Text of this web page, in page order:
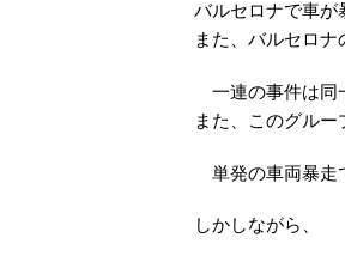
バルセロナで車が
また、バルセロ
一連の事件は同
また、このグル
単発の車両暴走
しかしながら、